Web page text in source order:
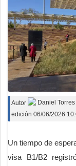
Autor Daniel Torres
edición 06/06/2026
Un tiempo de
visa B1/B2